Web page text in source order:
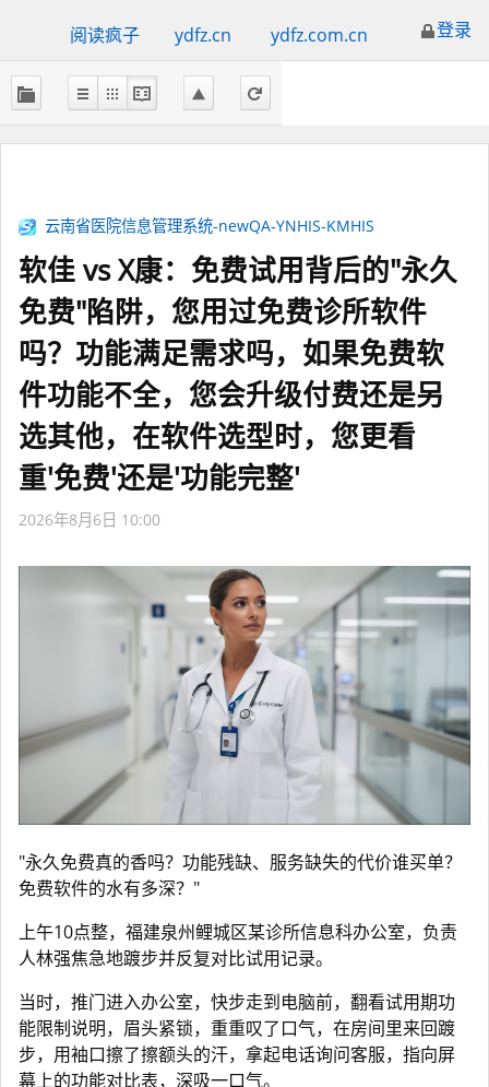
阅读疯子 ydfz.cn ydfz.com.cn 登录
云南省医院信息管理系统-newQA-YNHIS-KMHIS
软佳 vs X康：免费试用背后的"永久
免费"陷阱，您用过免费诊所软件
吗？功能满足需求吗，如果免费软
件功能不全，您会升级付费还是另
选其他，在软件选型时，您更看
重'免费'还是'功能完整'
2026年8月6日 10:00
"永久免费真的香吗？功能残缺、服务缺失的代价谁买单？
免费软件的水有多深？"
上午10点整，福建泉州鲤城区某诊所信息科办公室，负责
人林强焦急地踱步并反复对比试用记录。
当时，推门进入办公室，快步走到电脑前，翻看试用期功
能限制说明，眉头紧锁，重重叹了口气，在房间里来回踱
步，用袖口擦了擦额头的汗，拿起电话询问客服，指向屏
幕上的功能对比表，深吸一口气。